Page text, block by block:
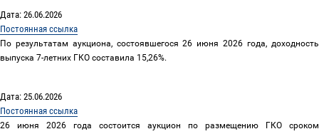
Дата: 26.06.2026
Постоянная ссылка
По результатам аукциона, состоявшегося 26 июня 2026 года, доходность
выпуска 7-летних ГКО составила 15,26%.
Дата: 25.06.2026
Постоянная ссылка
26 июня 2026 года состоится аукцион по размещению ГКО сроком